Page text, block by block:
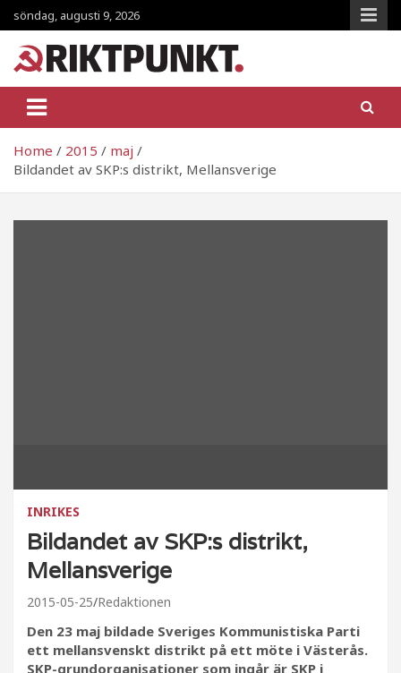
Skip
to
content
söndag, augusti 9, 2026
RiktpunKt.nu
Home 2015
maj
Bildandet av SKP:s distrikt, Mellansverige
INRIKES
Bildandet av SKP:s distrikt,
Mellansverige
2015-05-25 Redaktionen
Den 23 maj bildade Sveriges Kommunistiska Parti
ett mellansvenskt distrikt på ett möte i Västerås.
SKP-grundorganisationer som ingår är SKP i